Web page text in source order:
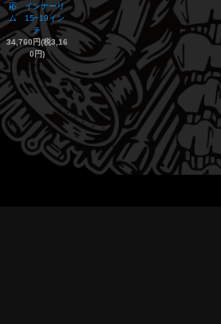
応 インナーリ
ム 15~19イン
チ
34,760円(税3,16
0円)